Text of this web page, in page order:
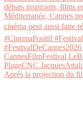
Après la projection du